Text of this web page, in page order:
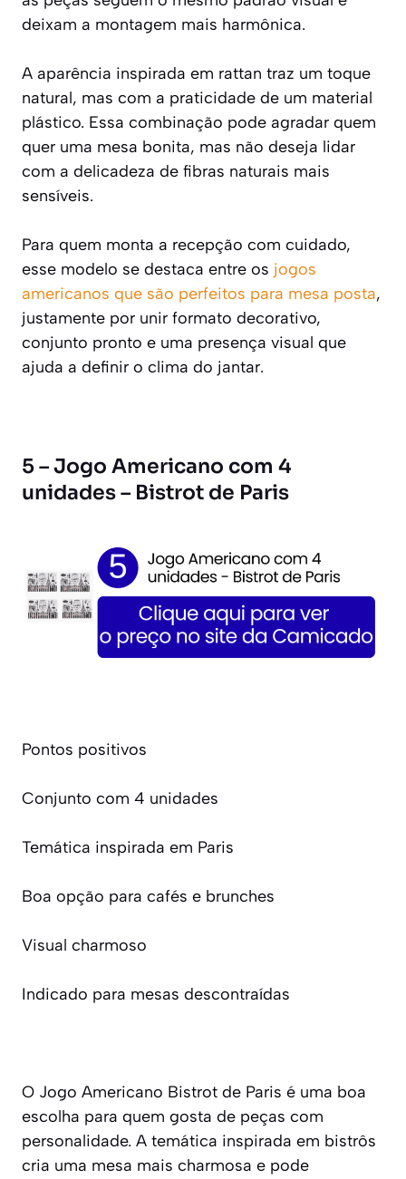
deixam a montagem mais harmônica.
A aparência inspirada em rattan traz um toque
natural, mas com a praticidade de um material
plástico. Essa combinação pode agradar quem
quer uma mesa bonita, mas não deseja lidar
com a delicadeza de fibras naturais mais
sensíveis.
Para quem monta a recepção com cuidado,
esse modelo se destaca entre os jogos
americanos que são perfeitos para mesa posta,
justamente por unir formato decorativo,
conjunto pronto e uma presença visual que
ajuda a definir o clima do jantar.
5 – Jogo Americano com 4
unidades – Bistrot de Paris
Pontos positivos
Conjunto com 4 unidades
Temática inspirada em Paris
Boa opção para cafés e brunches
Visual charmoso
Indicado para mesas descontraídas
O Jogo Americano Bistrot de Paris é uma boa
escolha para quem gosta de peças com
personalidade. A temática inspirada em bistrôs
cria uma mesa mais charmosa e pode